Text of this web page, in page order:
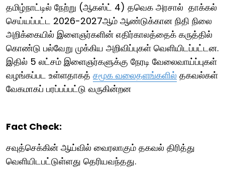
தமிழ்நாட்டில் நேற்று (ஆகஸ்ட் 4) தவெக அரசால் தாக்கல்
செய்யப்பட்ட 2026-2027ஆம் ஆண்டுக்கான நிதி நிலை
அறிக்கையில் இளைஞர்களின் எதிர்காலத்தைக் கருத்தில்
கொண்டு பல்வேறு முக்கிய அறிவிப்புகள் வெளியிடப்பட்டன.
இதில் 5 லட்சம் இளைஞர்களுக்கு நேரடி வேலைவாய்ப்புகள்
வழங்கப்பட உள்ளதாகத் சமூக வலைதளங்களில் தகவல்கள்
வேகமாகப் பரப்பப்பட்டு வருகின்றன
Fact Check:
சவுத்செக்கின் ஆய்வில் வைரலாகும் தகவல் திரித்து
வெளியிடபட்டுள்ளது தெரியவந்தது.